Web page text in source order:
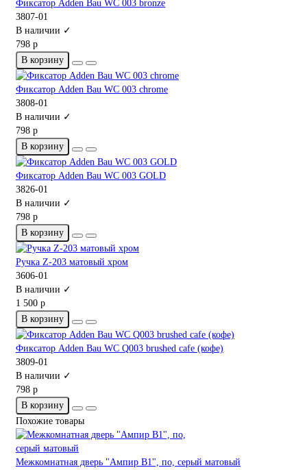
Фиксатор Adden Bau WC 003 bronze
3807-01
В наличии ✓
798 р
В корзину
Фиксатор Adden Bau WC 003 chrome
3808-01
В наличии ✓
798 р
В корзину
Фиксатор Adden Bau WC 003 GOLD
3826-01
В наличии ✓
798 р
В корзину
Ручка Z-203 матовый хром
3606-01
В наличии ✓
1 500 р
В корзину
Фиксатор Adden Bau WC Q003 brushed cafe (кофе)
3809-01
В наличии ✓
798 р
В корзину
Похожие товары
Межкомнатная дверь "Ампир В1", по, серый матовый